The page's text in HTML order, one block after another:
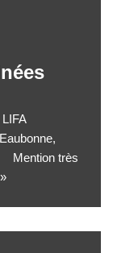
Mention très